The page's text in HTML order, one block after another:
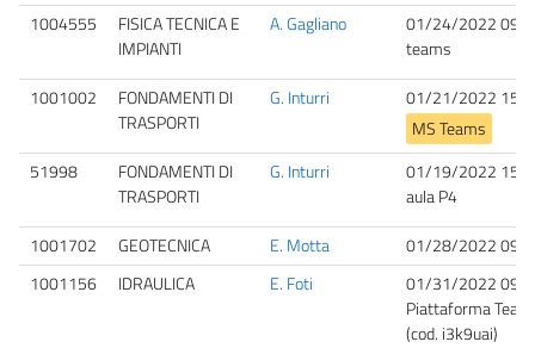
1004555
FISICA TECNICA E
IMPIANTI
A. Gagliano
01/24/2022
teams
1001002
FONDAMENTI DI
TRASPORTI
G. Inturri
01/21/2022
MS Teams
51998
FONDAMENTI DI
TRASPORTI
G. Inturri
01/19/2022
aula P4
1001702
GEOTECNICA E. Motta
01/28/2022
1001156
IDRAULICA E. Foti
01/31/2022
Piattaforma
(cod. i3k9uai)